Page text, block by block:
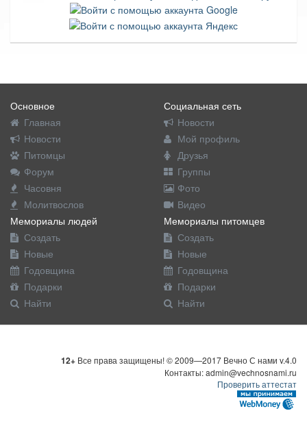
Основное
Главная
Новости
Питомцы
Форум
Часовня
Молитвослов
Социальная сеть
Новости
Мой профиль
Друзья
Группы
Фото
Видео
Мемориалы людей
Создать
Новые
Годовщина
Подарки
Найти
Мемориалы питомцев
Создать
Новые
Годовщина
Подарки
Найти
12+ Все права защищены! © 2009—2017 Вечно С нами v.4.0
Контакты: admin@vechnosnami.ru
Проверить аттестат